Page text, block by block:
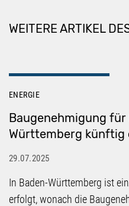
WEITERE ARTIKEL
ENERGIE
Baugenehmigung
Württemberg künftig
29.07.2025
In Baden-Württemberg ist
erfolgt, wonach die